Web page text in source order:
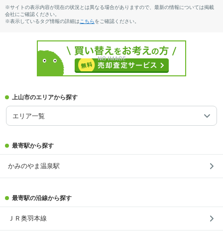
※サイトの表示内容が現在の状況とは異なる場合がありますので、最新の情報については掲載
会社にご確認ください。
※表示しているタグ情報の詳細は こちらをご確認ください。
上山市のエリアから探す
エリア一覧
最寄駅から探す
かみのやま温泉駅
最寄駅の沿線から探す
ＪＲ奥羽本線